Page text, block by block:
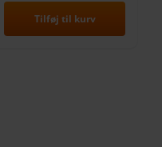
Tilføj til kurv